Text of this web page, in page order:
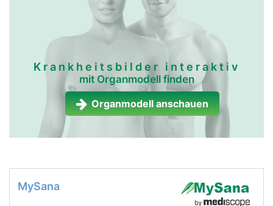
Krankheitsbilder interaktiv
mit Organmodell finden
Organmodell anschauen
MySana